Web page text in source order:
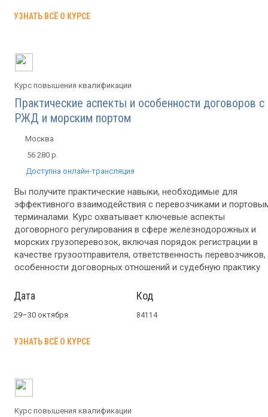
УЗНАТЬ ВСЁ О КУРСЕ
Курс повышения квалификации
Практические аспекты и особенности договоров с
РЖД и морским портом
Москва
56 280 р.
Доступна онлайн-трансляция
Вы получите практические навыки, необходимые для
эффективного взаимодействия с перевозчиками и
терминалами. Курс охватывает ключевые аспекты
договорного регулирования в сфере железнодорожных и
морских грузоперевозок, включая порядок регистрации в
качестве грузоотправителя, ответственность перевозчиков,
особенности договорных отношений и судебную практику
Дата
29–30 октября
Код
84114
УЗНАТЬ ВСЁ О КУРСЕ
Курс повышения квалификации